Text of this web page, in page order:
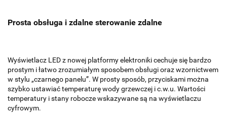
Prosta obsługa i zdalne sterowanie zdalne
Wyświetlacz LED z nowej platformy elektroniki cechuje się bardzo
prostym i łatwo zrozumiałym sposobem obsługi oraz wzornictwem
w stylu „czarnego panelu”. W prosty sposób, przyciskami można
szybko ustawiać temperaturę wody grzewczej i c.w.u. Wartości
temperatury i stany robocze wskazywane są na wyświetlaczu
cyfrowym.